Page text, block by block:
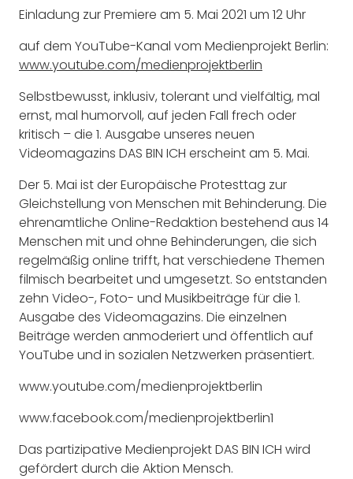
Einladung zur Premiere am 5. Mai 2021 um 12 Uhr
auf dem YouTube-Kanal vom Medienprojekt Berlin:
www.youtube.com/medienprojektberlin
Selbstbewusst, inklusiv, tolerant und vielfältig, mal
ernst, mal humorvoll, auf jeden Fall frech oder
kritisch – die 1. Ausgabe unseres neuen
Videomagazins DAS BIN ICH erscheint am 5. Mai.
Der 5. Mai ist der Europäische Protesttag zur
Gleichstellung von Menschen mit Behinderung. Die
ehrenamtliche Online-Redaktion bestehend aus 14
Menschen mit und ohne Behinderungen, die sich
regelmäßig online trifft, hat verschiedene Themen
filmisch bearbeitet und umgesetzt. So entstanden
zehn Video-, Foto- und Musikbeiträge für die 1.
Ausgabe des Videomagazins. Die einzelnen
Beiträge werden anmoderiert und öffentlich auf
YouTube und in sozialen Netzwerken präsentiert.
www.youtube.com/medienprojektberlin
www.facebook.com/medienprojektberlin1
Das partizipative Medienprojekt DAS BIN ICH wird
gefördert durch die Aktion Mensch.